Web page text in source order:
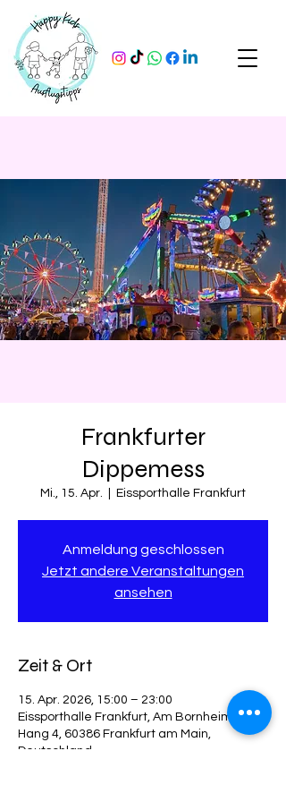
Frankfurter
Dippemess
Mi., 15. Apr. Eissporthalle Frankfurt
Anmeldung geschlossen
Jetzt andere Veranstaltungen
ansehen
Zeit & Ort
15. Apr. 2026, 15:00 – 23:00
Eissporthalle Frankfurt, Am Bornheimer
Hang 4, 60386 Frankfurt am Main,
Deutschland